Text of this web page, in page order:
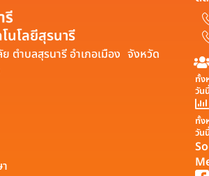
นโลยีสุรนารี
ตำบลสุรนารี อำเภอเมือง จังหวัด
ทั้ง
วัน
ทั้ง
วัน